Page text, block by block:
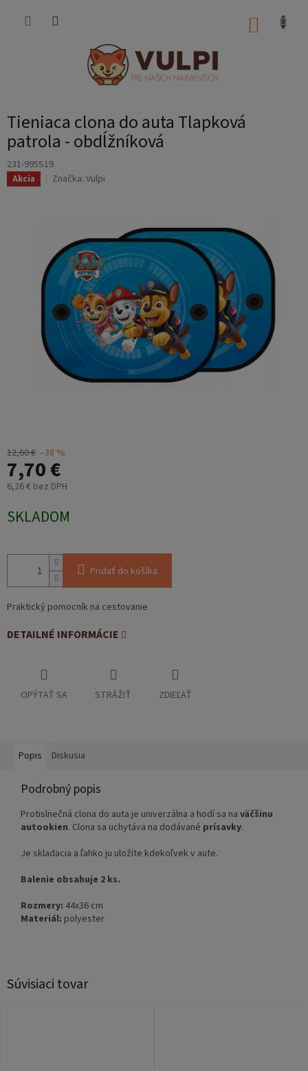
Tieniaca clona do auta Tlapková
patrola - obdĺžníková
231-995S19
Akcia Značka: Vulpi
12,60 € –38 %
7,70 €
6,26 € bez DPH
cena:
SKLADOM
Pridať do košíka
Praktický pomocník na cestovanie
DETAILNÉ INFORMÁCIE
OPÝTAŤ SA STRÁŽIŤ ZDIEĽAŤ
Súvisiaci tovar
Popis Diskusia
Podrobný popis
Protislnečná clona do auta je univerzálna a hodí sa na väčšinu
autookien. Clona sa uchytáva na dodávané prísavky.
Je skladacia a ľahko ju uložíte kdekoľvek v aute.
Balenie obsahuje 2 ks.
Rozmery: 44x36 cm
Materiál: polyester